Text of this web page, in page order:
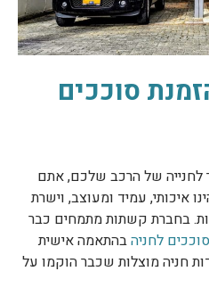
סוככים
של הרכב שלכם, אתם
איכותי, עמיד ומעוצב, וישרת
בחברת קשתות מתמחים כבר
לחניהבהתאמה אישית
חניה מוצלות שכבר הוקמו על